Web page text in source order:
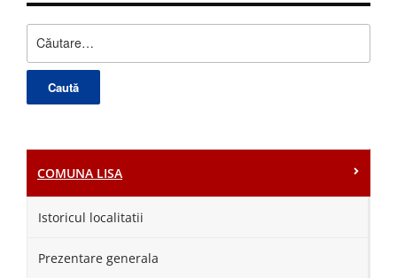
după:
COMUNA LISA
Istoricul localitatii
Prezentare generala